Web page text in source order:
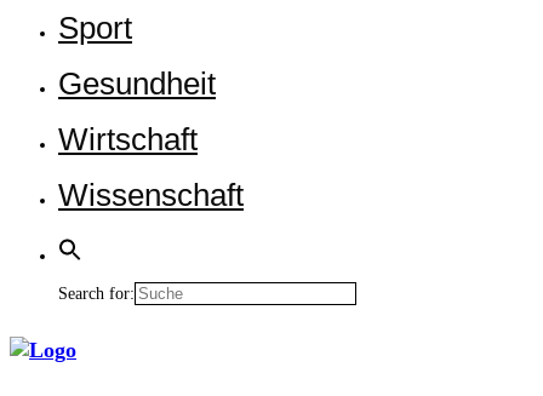
Sport
Gesund­heit
Wirt­schaft
Wis­sen­schaft
Search for: